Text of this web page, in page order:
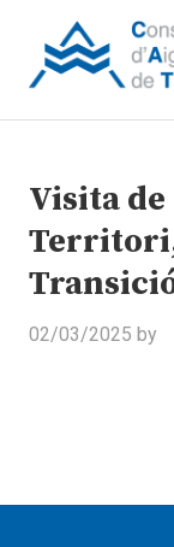
Visita
02/03/2025 by